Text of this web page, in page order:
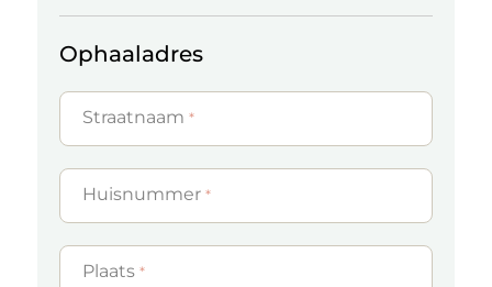
Ophaaladres
Straatnaam *
Huisnummer *
Plaats *